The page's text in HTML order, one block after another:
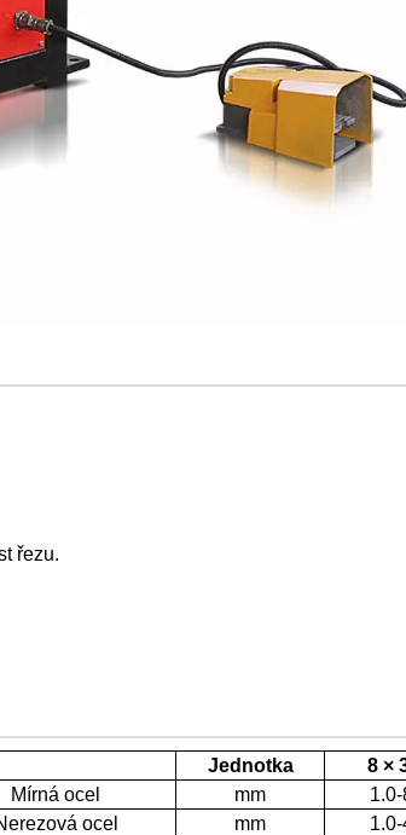
řezu.
Jednotka
8 ×
Mírná ocel mm
ocel mm